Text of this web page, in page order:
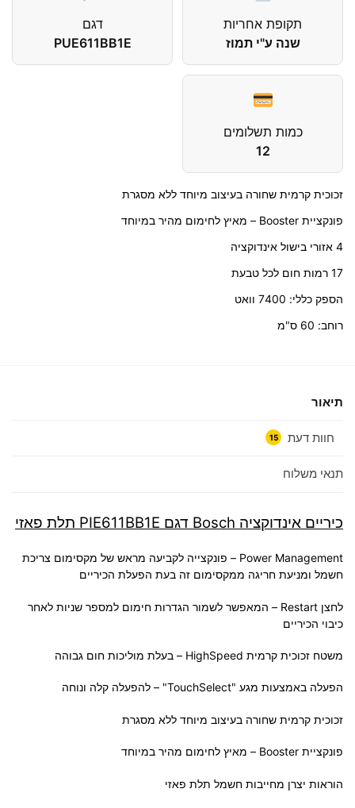
תקופת אחריות
שנה ע"י תמוז
דגם
PUE611BB1E
כמות תשלומים
12
זכוכית קרמית שחורה בעיצוב מיוחד ללא מסגרת
פונקציית Booster – מאיץ לחימום מהיר במיוחד
4 אזורי בישול אינדוקציה
17 רמות חום לכל טבעת
הספק כללי: 7400 וואט
רוחב: 60 ס"מ
תיאור
חוות דעת 15
תנאי משלוח
כיריים אינדוקציה Bosch דגם PIE611BB1E תלת פאזי
Power Management – פונקצייה לקביעה מראש של מקסימום צריכת
חשמל ומניעת חריגה ממקסימום זה בעת הפעלת הכיריים
לחצן Restart – המאפשר לשמור הגדרות חימום למספר שניות לאחר
כיבוי הכיריים
משטח זכוכית קרמית HighSpeed – בעלת מוליכות חום גבוהה
הפעלה באמצעות מגע "TouchSelect" – להפעלה קלה ונוחה
זכוכית קרמית שחורה בעיצוב מיוחד ללא מסגרת
פונקציית Booster – מאיץ לחימום מהיר במיוחד
הוראות יצרן מחייבות חשמל תלת פאזי